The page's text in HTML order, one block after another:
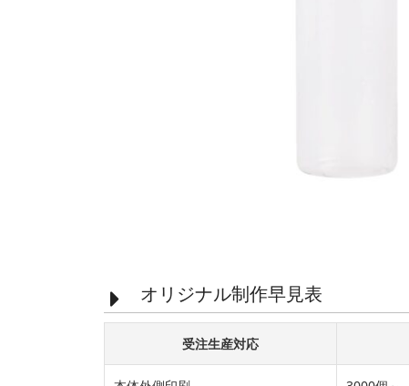
オリジナル制作早見表
受注生産対応